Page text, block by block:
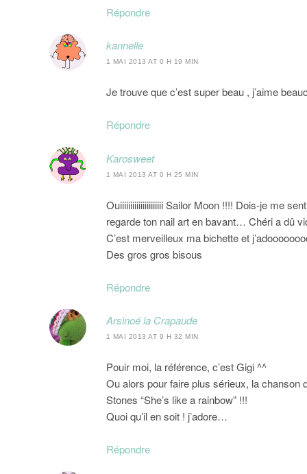
Répondre
kannelle
1 MAI 2013 AT 0 H 19 MIN
Je trouve que c’est super beau , j’aime
Répondre
Karosweet
1 MAI 2013 AT 0 H 25 MIN
Ouiiiiiiiiiiiiiiiiiiiii Sailor Moon !!!! Dois-je me
regarde ton nail art en bavant… Chéri a dû
C’est merveilleux ma bichette et
Des gros gros bisous
Répondre
Arsinoé la Crapaude
1 MAI 2013 AT 9 H 32 MIN
Pouir moi, la référence, c’est Gigi ^^
Ou alors pour faire plus sérieux, la
Stones “She’s like a rainbow” !!!
Quoi qu’il en soit ! j’adore…
Répondre